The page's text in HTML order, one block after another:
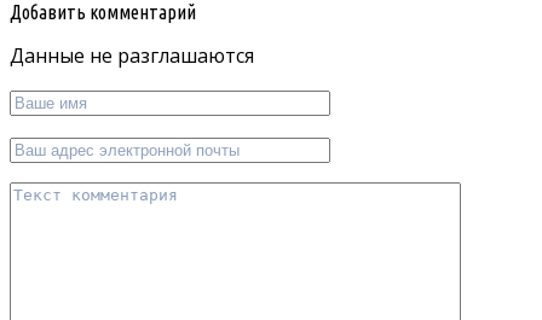
Добавить комментарий
Данные не разглашаются